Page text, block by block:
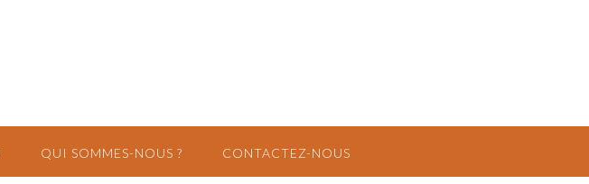
QUI SOMMES-NOUS ? CONTACTEZ-NOUS